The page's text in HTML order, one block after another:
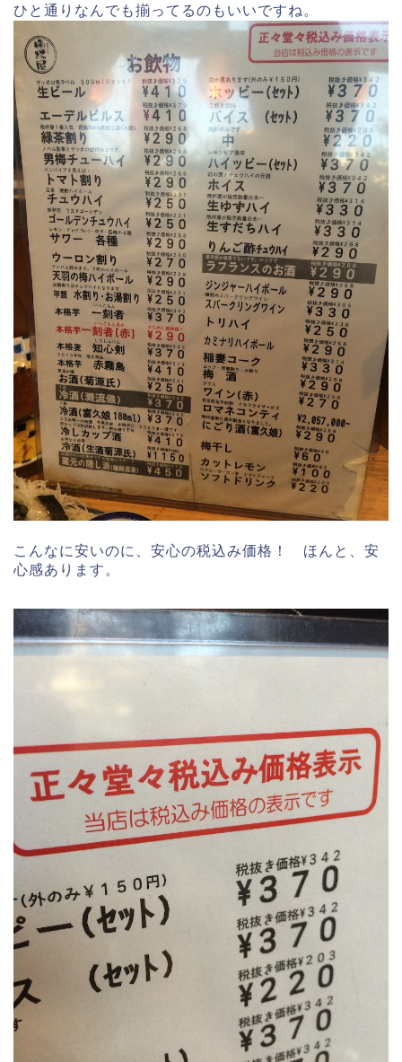
ひと通りなんでも揃ってるのもいいですね。
こんなに安いのに、安心の税込み価格！ ほんと、安
心感あります。